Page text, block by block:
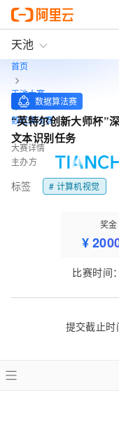
天池
首页
天池大赛
数据算法赛
大赛详情
数据算法赛
“英特尔创新大师杯”
文本识别任务
主办方
标签 # 计算机视觉‌
奖金
¥
比赛时间
提交截止时